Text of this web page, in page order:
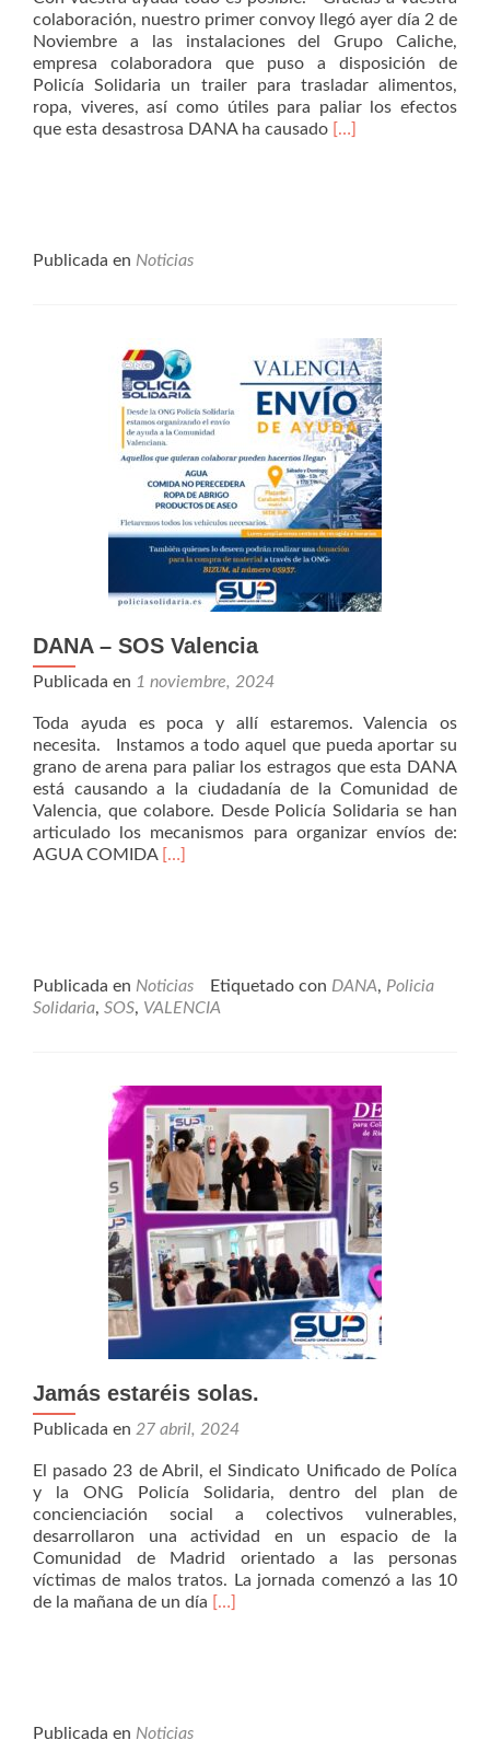
colaboración, nuestro primer convoy llegó ayer día 2 de
Noviembre a las instalaciones del Grupo Caliche,
empresa colaboradora que puso a disposición de
Policía Solidaria un trailer para trasladar alimentos,
ropa, viveres, así como útiles para paliar los efectos
que esta desastrosa DANA ha causado Leer
[…]
Publicada en Noticias
DANA – SOS Valencia
Publicada en 1 noviembre, 2024
Toda ayuda es poca y allí estaremos. Valencia os
necesita. Instamos a todo aquel que pueda aportar su
grano de arena para paliar los estragos que esta DANA
está causando a la ciudadanía de la Comunidad de
Valencia, que colabore. Desde Policía Solidaria se han
articulado los mecanismos para organizar envíos de:
AGUA COMIDA Leer
[…]
Publicada en Noticias Etiquetado con DANA, Policia
Solidaria, SOS, VALENCIA
Jamás estaréis solas.
Publicada en 27 abril, 2024
El pasado 23 de Abril, el Sindicato Unificado de Políca
y la ONG Policía Solidaria, dentro del plan de
concienciación social a colectivos vulnerables,
desarrollaron una actividad en un espacio de la
Comunidad de Madrid orientado a las personas
víctimas de malos tratos. La jornada comenzó a las 10
de la mañana de un día Leer
[…]
Publicada en Noticias